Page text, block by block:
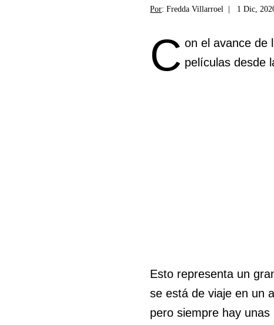
Por: Fredda Villarroel | 1 Dic,
C on el avance de
películas desde
Esto representa un
se está de viaje en un
pero siempre hay